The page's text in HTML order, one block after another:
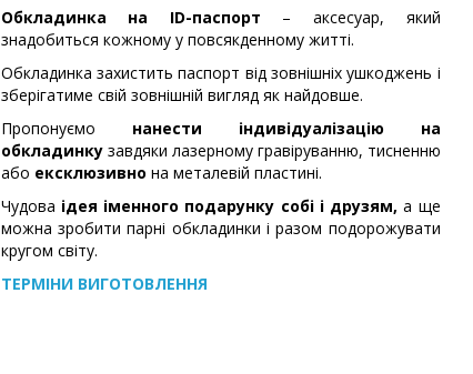
Обкладинка на ID-паспорт – аксесуар, який
знадобиться кожному у повсякденному житті.
Обкладинка захистить паспорт від зовнішніх ушкоджень і
зберігатиме свій зовнішній вигляд як найдовше.
Пропонуємо нанести індивідуалізацію на
обкладинкузавдяки лазерному гравіруванню, тисненню
або ексклюзивно на металевій пластині.
Чудова ідея іменного подарунку собі і друзям, а ще
можна зробити парні обкладинки і разом подорожувати
кругом світу.
ТЕРМІНИ ВИГОТОВЛЕННЯ